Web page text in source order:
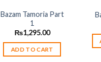
Bazam Tamoria Part
1
₨1,295.00
ADD TO CART